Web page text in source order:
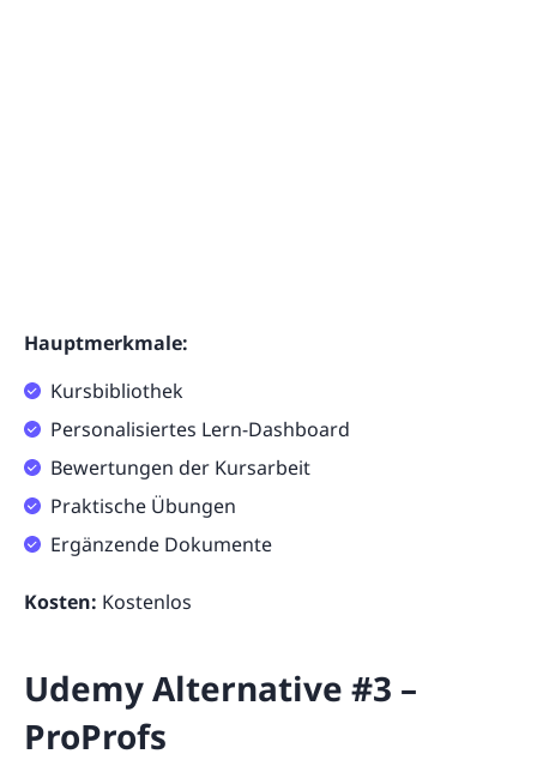
Hauptmerkmale:
Kursbibliothek
Personalisiertes Lern-Dashboard
Bewertungen der Kursarbeit
Praktische Übungen
Ergänzende Dokumente
Kosten: Kostenlos
Udemy Alternative #3 –
ProProfs